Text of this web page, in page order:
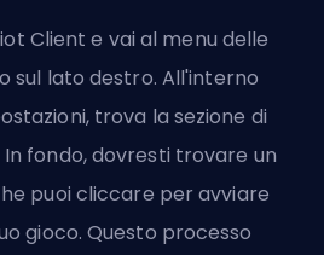
Client e vai al menu delle
sul lato destro. All'interno
trova la sezione di
In fondo, dovresti trovare un
puoi cliccare per avviare
gioco. Questo processo